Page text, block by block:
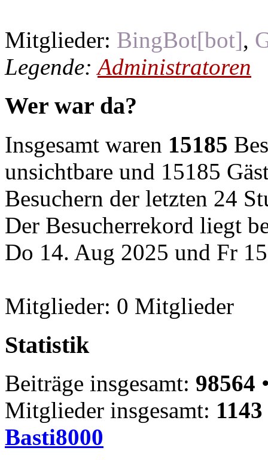
Mitglieder: BingBot[bot],
Legende:Administratoren
Wer war da?
Insgesamt waren 15185
unsichtbare und 15185
Besuchern der letzten 24
Der Besucherrekord liegt
Do 14. Aug 2025 und Fr
Mitglieder: 0 Mitglieder
Statistik
Beiträge insgesamt: 98564
Mitglieder insgesamt: 1143
Basti8000